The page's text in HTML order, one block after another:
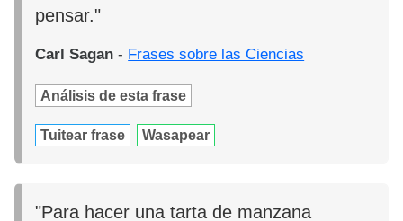
pensar."
Carl Sagan - Frases sobre las Ciencias
Análisis de esta frase
Tuitear frase Wasapear
"Para hacer una tarta de manzana